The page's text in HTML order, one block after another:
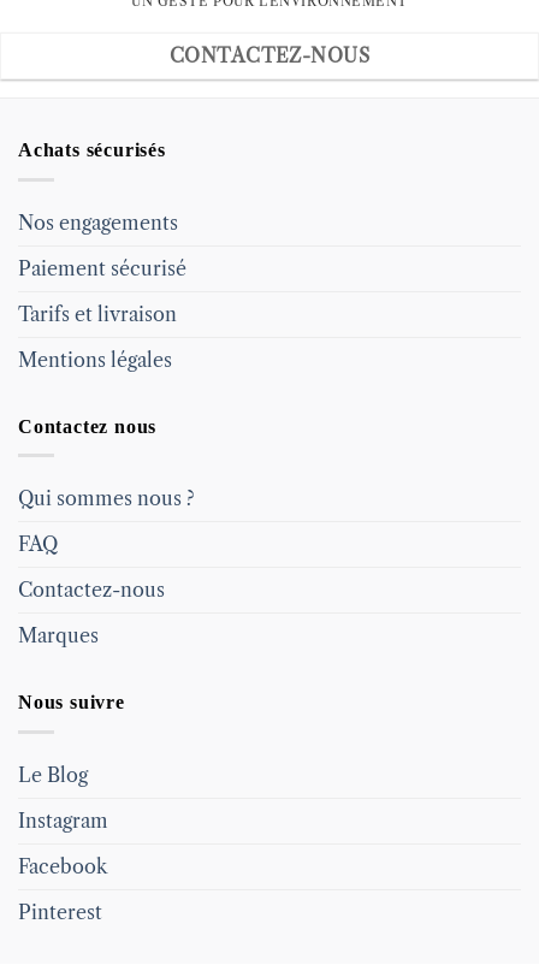
CONTACTEZ-NOUS
Achats sécurisés
Nos engagements
Paiement sécurisé
Tarifs et livraison
Mentions légales
Contactez nous
Qui sommes nous ?
FAQ
Contactez-nous
Marques
Nous suivre
Le Blog
Instagram
Facebook
Pinterest